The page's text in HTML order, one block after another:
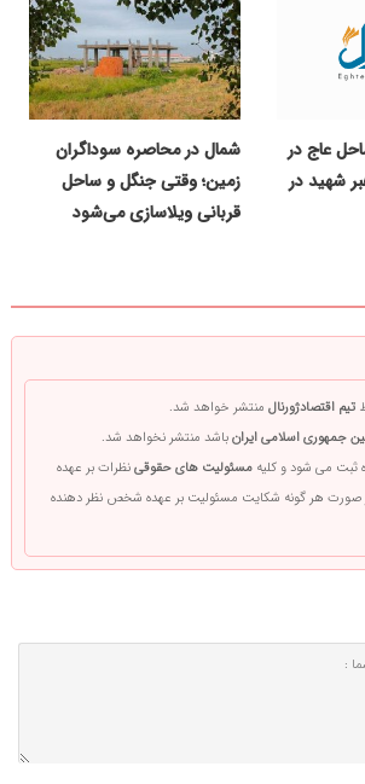
عاج در
شهید در
شمال در محاصره سوداگران
زمین؛ وقتی جنگل و ساحل
قربانی ویلاسازی می‌شود
تیم اقتصادژورنال منتشر خواهد شد.
جمهوری اسلامی ایرانباشد منتشر نخواهد شد.
ثبت می شود و کلیه مسئولیت های حقوقینظرات بر عهده
صورت هر گونه شکایت مسئولیت بر عهده شخص نظر دهنده